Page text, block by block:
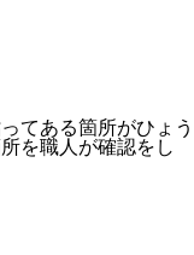
てある箇所がひょう
を職人が確認をし